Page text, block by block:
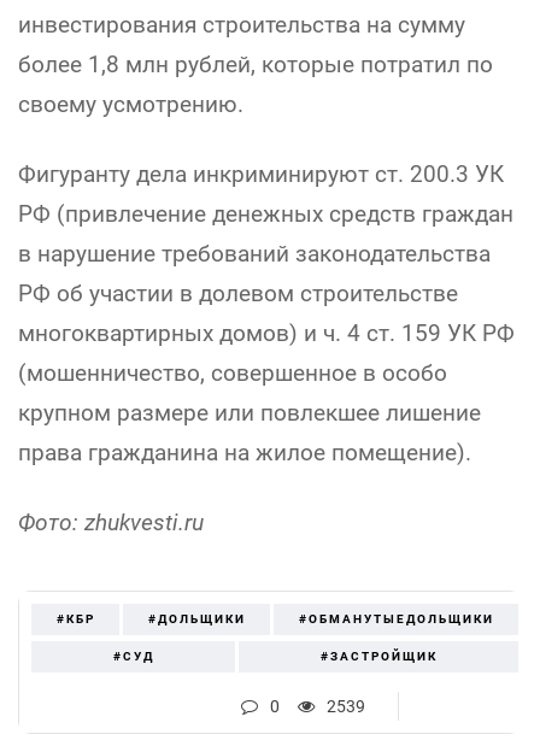
инвестирования строительства на сумму
более 1,8 млн рублей, которые потратил по
своему усмотрению.
Фигуранту дела инкриминируют ст. 200.3 УК
РФ (привлечение денежных средств граждан
в нарушение требований законодательства
РФ об участии в долевом строительстве
многоквартирных домов) и ч. 4 ст. 159 УК РФ
(мошенничество, совершенное в особо
крупном размере или повлекшее лишение
права гражданина на жилое помещение).
Фото: zhukvesti.ru
#КБР #ДОЛЬЩИКИ #ОБМАНУТЫЕДОЛЬЩИКИ
#СУД #ЗАСТРОЙЩИК
0 2539